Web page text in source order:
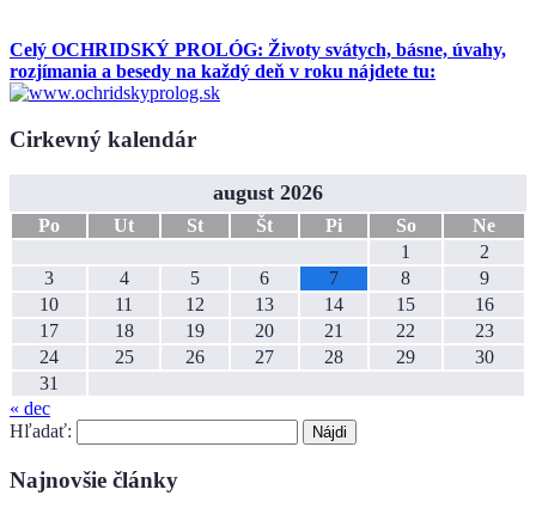
Celý OCHRIDSKÝ PROLÓG: Životy svátych, básne, úvahy,
rozjímania a besedy na každý deň v roku nájdete tu:
Cirkevný kalendár
august 2026
Po Ut St Št Pi So
Ne
1
2
3
4 5 6 7 8
9
10
11 12 13 14 15
16
17
18 19 20 21 22
23
24
25 26 27 28 29
30
31
« dec
Hľadať:
Najnovšie články